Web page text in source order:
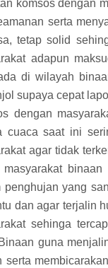
komsos dengan
serta
tetap solid
adapun
di wilayah
supaya cepat
dengan
cuaca saat ini
agar tidak
masyarakat
penghujan yang
dan agar terjalin
sehinga
guna
serta